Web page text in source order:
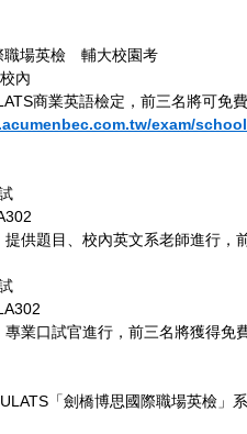
職場英檢 輔大校園考
內
商業英語檢定，前三名將可免
exam/
供題目、校內英文系老師進行，
業口試官進行，前三名將獲得免
「劍橋博思國際職場英檢」